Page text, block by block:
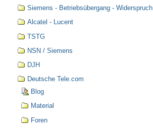
Siemens - Betriebsübergang - Widerspruch
Alcatel - Lucent
TSTG
NSN / Siemens
DJH
Deutsche Tele.com
Blog
Material
Foren